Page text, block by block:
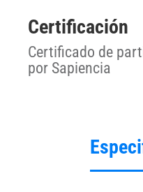
Certificación
Certificado de
por Sapiencia